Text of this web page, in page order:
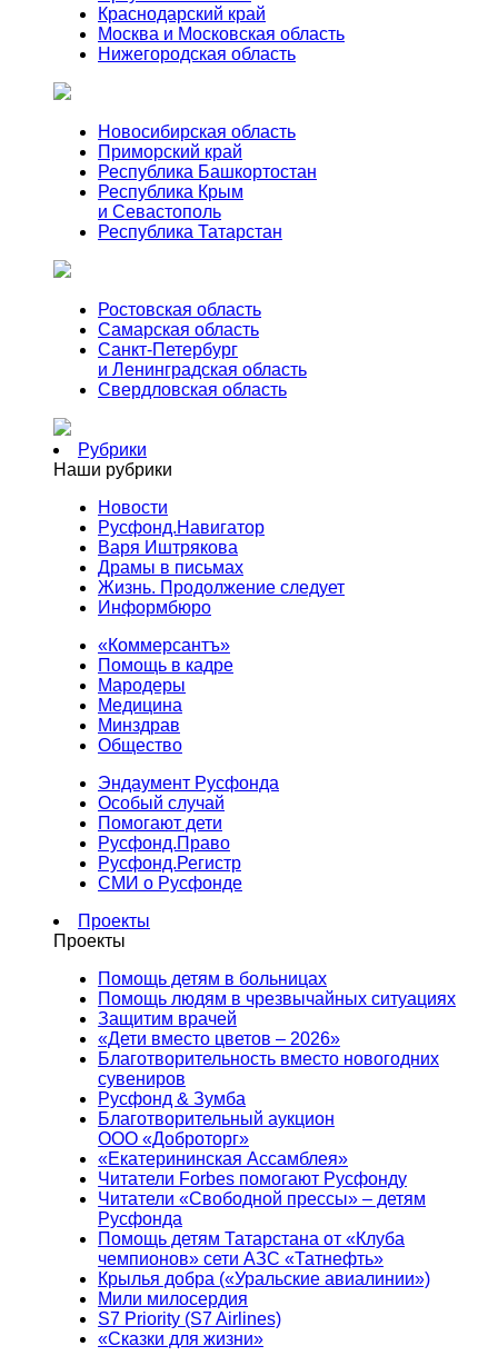
Краснодарский край
Москва и Московская область
Нижегородская область
Новосибирская область
Приморский край
Республика Башкортостан
Республика Крым
и Севастополь
Республика Татарстан
Ростовская область
Самарская область
Санкт-Петербург
и Ленинградская область
Свердловская область
Рубрики
Наши рубрики
Новости
Русфонд.Навигатор
Варя Иштрякова
Драмы в письмах
Жизнь. Продолжение следует
Информбюро
«Коммерсантъ»
Помощь в кадре
Мародеры
Медицина
Минздрав
Общество
Эндаумент Русфонда
Особый случай
Помогают дети
Русфонд.Право
Русфонд.Регистр
СМИ о Русфонде
Проекты
Проекты
Помощь детям в больницах
Помощь людям в чрезвычайных ситуациях
Защитим врачей
«Дети вместо цветов – 2026»
Благотворительность вместо новогодних
сувениров
Русфонд & Зумба
Благотворительный аукцион
ООО «Доброторг»
«Екатерининская Ассамблея»
Читатели Forbes помогают Русфонду
Читатели «Свободной прессы» – детям
Русфонда
Помощь детям Татарстана от «Клуба
чемпионов» сети АЗС «Татнефть»
Крылья добра («Уральские авиалинии»)
Мили милосердия
S7 Priority (S7 Airlines)
«Сказки для жизни»